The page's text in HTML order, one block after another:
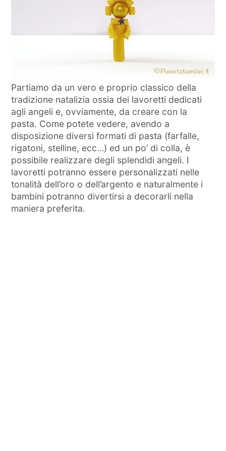
Partiamo da un vero e proprio classico della
tradizione natalizia ossia dei lavoretti dedicati
agli angeli e, ovviamente, da creare con la
pasta. Come potete vedere, avendo a
disposizione diversi formati di pasta (farfalle,
rigatoni, stelline, ecc…) ed un po’ di colla, è
possibile realizzare degli splendidi angeli. I
lavoretti potranno essere personalizzati nelle
tonalità dell’oro o dell’argento e naturalmente i
bambini potranno divertirsi a decorarli nella
maniera preferita.